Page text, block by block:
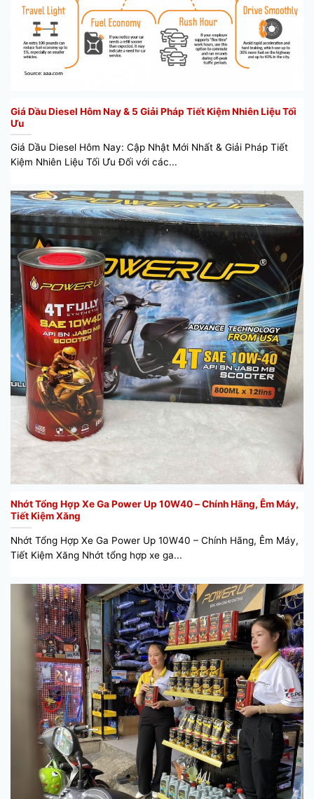
Giá Dầu Diesel Hôm Nay & 5 Giải Pháp Tiết Kiệm Nhiên Liệu Tối
Ưu
Giá Dầu Diesel Hôm Nay: Cập Nhật Mới Nhất & Giải Pháp Tiết
Kiệm Nhiên Liệu Tối Ưu Đối với các...
Nhớt Tổng Hợp Xe Ga Power Up 10W40 – Chính Hãng, Êm Máy,
Tiết Kiệm Xăng
Nhớt Tổng Hợp Xe Ga Power Up 10W40 – Chính Hãng, Êm Máy,
Tiết Kiệm Xăng Nhớt tổng hợp xe ga...